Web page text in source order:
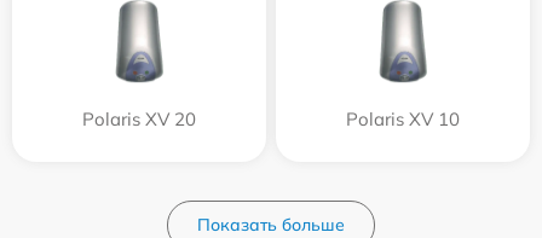
Polaris XV 20 Polaris XV 10
Показать больше